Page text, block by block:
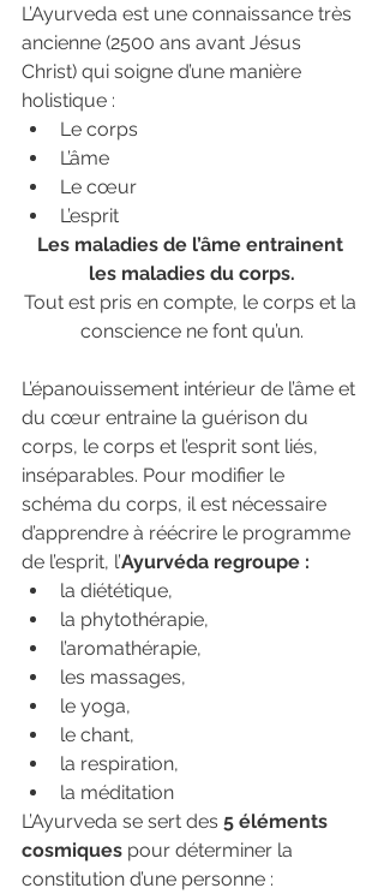
L’Ayurveda est une connaissance très
ancienne (2500 ans avant Jésus
Christ) qui soigne d’une manière
holistique :
Le corps
L’âme
Le cœur
L’esprit
Les maladies de l’âme entrainent
les maladies du corps.
Tout est pris en compte, le corps et la
conscience ne font qu’un.
L’épanouissement intérieur de l’âme et
du cœur entraine la guérison du
corps, le corps et l’esprit sont liés,
inséparables. ​Pour modifier le
schéma du corps, il est nécessaire
d’apprendre à réécrire le programme
de l’esprit, l’Ayurvéda regroupe :
la diététique,
la phytothérapie,
l’aromathérapie,
les massages,
le yoga,
le chant,
la respiration,
la méditation
L’Ayurveda se sert des 5 éléments
cosmiques pour déterminer la
constitution d’une personne :